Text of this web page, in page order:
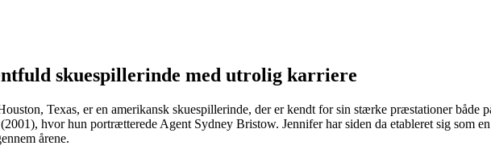
skuespillerinde med utrolig karriere
Texas, er en amerikansk skuespillerinde, der er kendt for sin stærke præstationer
hvor hun portrætterede Agent Sydney Bristow. Jennifer har siden da etableret sig som
årene.